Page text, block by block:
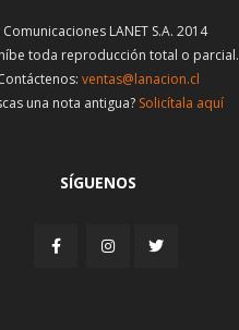
LANET S.A. 2014
toda reproducción total o parcial.
ventas@lanacion.cl
una nota antigua? Solicítala aquí
SÍGUENOS